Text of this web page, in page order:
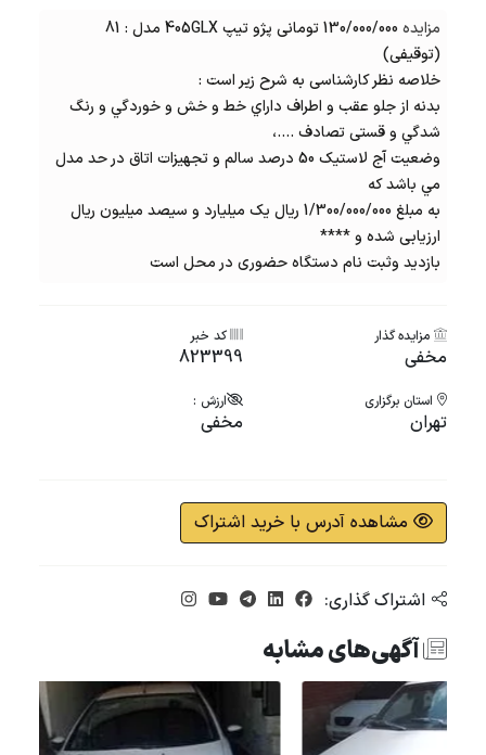
مزایده
130/000/000 تومانی پژو تیپ 405GLX مدل : 81
(توقیفی)
خلاصه نظر کارشناسی به شرح زیر است :
بدنه از جلو عقب و اطراف داراي خط و خش و خوردگي و رنگ
شدگي و قستی تصادف ....،
وضعیت آج لاستیک 50 درصد سالم و تجهیزات اتاق در حد مدل
مي باشد که
به مبلغ 1/300/000/000 ریال یک میلیارد و سیصد میلیون ریال
ارزیابی شده و ****
بازدید وثبت نام دستگاه حضوری در محل است
مزایده گذار
مخفی
کد خبر
823399
استان برگزاری
تهران
ارزش :
مخفی
مشاهده آدرس با خرید اشتراک
اشتراک گذاری:
آگهی‌های مشابه